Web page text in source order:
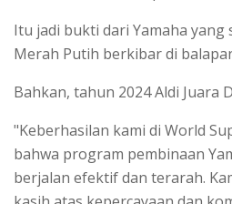
Itu jadi bukti dari Yamaha yang
Merah Putih berkibar di
Bahkan, tahun 2024 Aldi Juara
"Keberhasilan kami di World
bahwa program pembinaan
berjalan efektif dan terarah.